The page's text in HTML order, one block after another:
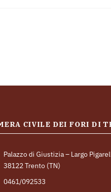
CIVILE DEI FORI DI
Palazzo di Giustizia – Largo
38122 Trento (TN)
0461/092533